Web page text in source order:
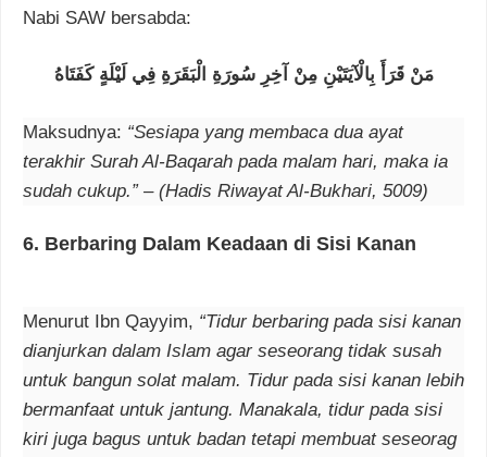
Nabi SAW bersabda:
مَنْ قَرَأَ بِالْآيَتَيْنِ مِنْ آخِرِ سُورَةِ الْبَقَرَةِ فِي لَيْلَةٍ كَفَتَاهُ
Maksudnya: “Sesiapa yang membaca dua ayat
terakhir Surah Al-Baqarah pada malam hari, maka ia
sudah cukup.” – (Hadis Riwayat Al-Bukhari, 5009)
6. Berbaring Dalam Keadaan di Sisi Kanan
Menurut Ibn Qayyim, “Tidur berbaring pada sisi kanan
dianjurkan dalam Islam agar seseorang tidak susah
untuk bangun solat malam. Tidur pada sisi kanan lebih
bermanfaat untuk jantung. Manakala, tidur pada sisi
kiri juga bagus untuk badan tetapi membuat seseorag